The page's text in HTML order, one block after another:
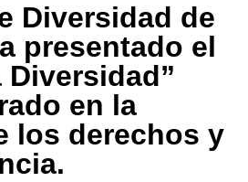
Diversidad de
presentado el
Diversidad”
en la
los derechos y